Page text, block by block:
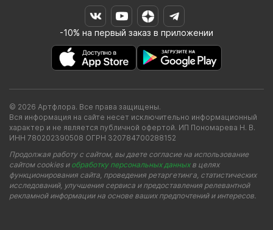
-10% на первый заказ в приложении
© 2026 Артфлора. Все права защищены.
Вся информация на сайте несет исключительно информационный
характер и не является публичной офертой. ИП Пономарева Н. В.
ИНН 780202390508 ОГРН 320784700288152
Продолжая работу с сайтом, вы даете согласие на использование
сайтом cookies и обработку персональных данныхв целях
функционирования сайта, проведения ретаргетинга, статистических
исследований, улучшения сервиса и предоставления релевантной
рекламной информации на основе ваших предпочтений и интересов.